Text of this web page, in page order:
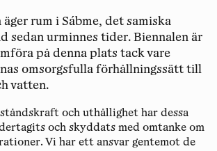
rum i Sábme, det samiska
sedan urminnes tider. Biennalen är
på denna plats tack vare
omsorgsfulla förhållningssätt till
vatten.
och uthållighet har dessa
och skyddats med omtanke om
Vi har ett ansvar gentemot de